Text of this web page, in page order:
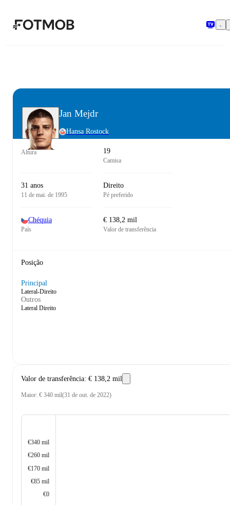
Jan Mejdr
Hansa Rostock
Altura 19
Camisa
31 anos
11 de mai. de 1995
Direito
Pé preferido
Chéquia
País
€ 138,2 mil
Valor de transferência
Posição
Principal
Lateral-Direito
Outros
Lateral Direito
Valor de transferência: € 138,2 mil
Maior: € 340 mil(31 de out. de 2022)
€340 mil
€260 mil
€170 mil
€85 mil
€0